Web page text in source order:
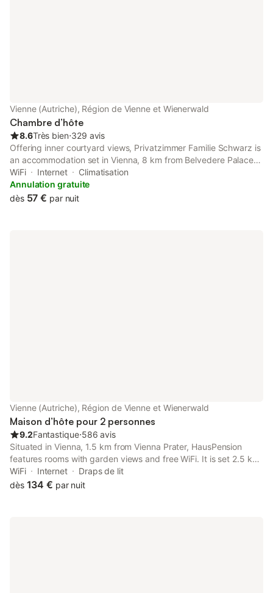
Vienne (Autriche), Région de Vienne et Wienerwald
Chambre d’hôte
8.6Très bien⋅329 avis
Offering inner courtyard views, Privatzimmer Familie Schwarz is
an accommodation set in Vienna, 8 km from Belvedere Palace
and 8.8 km from Museum of Military History.
WiFi Internet
Climatisation
Annulation gratuite
dès 57 € par nuit
Vienne (Autriche), Région de Vienne et Wienerwald
Maison d’hôte pour 2 personnes
9.2Fantastique⋅586 avis
Situated in Vienna, 1.5 km from Vienna Prater, HausPension
features rooms with garden views and free WiFi. It is set 2.5 km
from Kunst Haus Wien - Museum Hundertwasser and features a
lift. The guest house has family rooms.
WiFi Internet
Draps de lit
dès 134 € par nuit